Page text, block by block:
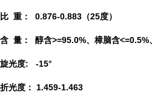
比 重： 0.876-0.883（25度）
含 量： 醇含>=95.0%、樟脑含<=0.5%
旋光度: -15°
折光度： 1.459-1.463